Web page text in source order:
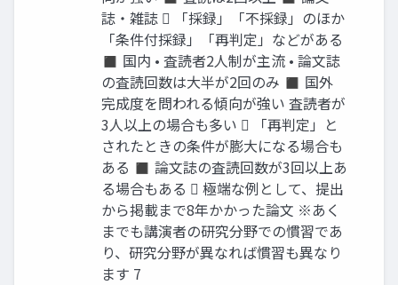
誌・雑誌  「採録」「不採録」のほか
「条件付採録」「再判定」などがある
◼ 国内 • 査読者2人制が主流 • 論文誌
の査読回数は大半が2回のみ ◼ 国外
完成度を問われる傾向が強い 査読者が
3人以上の場合も多い  「再判定」と
されたときの条件が膨大になる場合も
ある ◼ 論文誌の査読回数が3回以上あ
る場合もある  極端な例として、提出
から掲載まで8年かかった論文 ※あく
までも講演者の研究分野での慣習であ
り、研究分野が異なれば慣習も異なり
ます 7